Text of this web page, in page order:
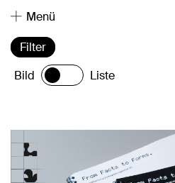
Menü
Filter
Bild
Liste